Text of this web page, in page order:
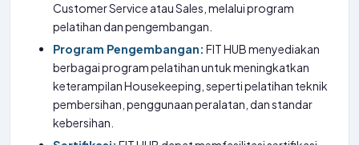
Customer Service atau Sales, melalui program
pelatihan dan pengembangan.
Program Pengembangan: FIT HUB menyediakan
berbagai program pelatihan untuk meningkatkan
keterampilan Housekeeping, seperti pelatihan teknik
pembersihan, penggunaan peralatan, dan standar
kebersihan.